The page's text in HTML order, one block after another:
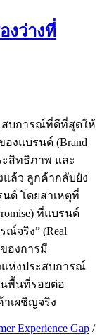
งว่างที่
สบการณ์ที่ดีที่สุดให้
งแบรนด์ (Brand
ะสิทธิภาพ และ
ล้ว ลูกค้ากลับยัง
ด์ โดยสาเหตุที่
ที่แบรนด์
จริง” (Real
องการมี
แห่งประสบการณ์
ป็นพื้นที่รอยต่อ
เผชิญจริง
Experience Gap /